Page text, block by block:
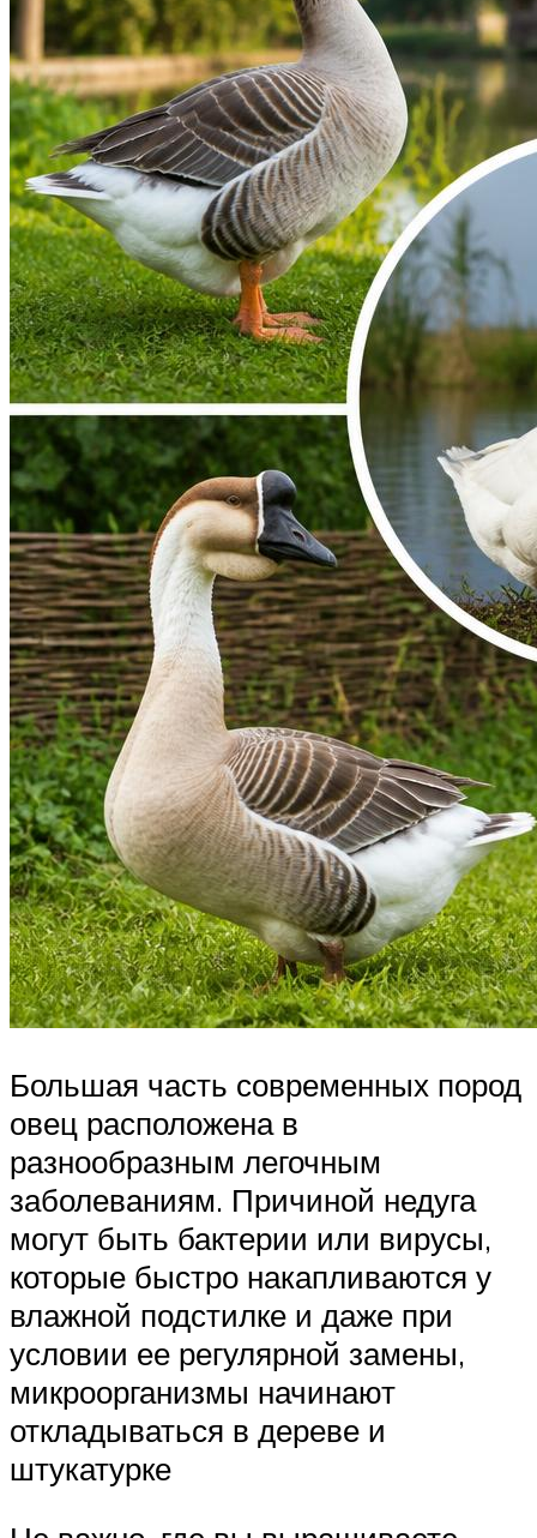
Большая часть современных пород
овец расположена в
разнообразным легочным
заболеваниям. Причиной недуга
могут быть бактерии или вирусы,
которые быстро накапливаются у
влажной подстилке и даже при
условии ее регулярной замены,
микроорганизмы начинают
откладываться в дереве и
штукатурке